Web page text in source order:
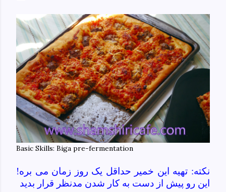
Basic Skills: Biga pre-fermentation
نکته: تهیه این خمیر حداقل یک روز زمان می بره!
این رو پیش از دست به کار شدن مدنظر قرار بدید